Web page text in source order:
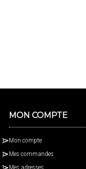
MON COMPTE
Mon compte
Mes commandes
Mes adresses